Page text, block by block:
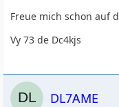
Freue mich schon auf
Vy 73 de Dc4kjs
DL7AME